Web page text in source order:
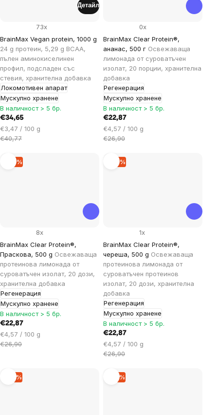
BrainMax Vegan protein, 1000 g
24 g протеин, 5,29 g BCAA,
пълен аминокиселинен
профил, подсладен със
стевия, хранителна добавка
Локомотивен апарат
Мускулно хранене
73x
В наличност > 5 бр.
€34,65
Цена
за
€3,47 / 100 g
€40,77
Детайл
BrainMax Clear Protein®,
ананас, 500 г Освежаваща
лимонада от суроватъчен
изолат, 20 порции, хранителна
добавка
Регенерация
Мускулно хранене
0x
В наличност > 5 бр.
€22,87
Цена
за
€4,57 / 100 g
€26,90
–14 %
BrainMax Clear Protein®,
Праскова, 500 g Освежаваща
протеинова лимонада от
суроватъчен изолат, 20 дози,
хранителна добавка
Регенерация
Мускулно хранене
8x
В наличност > 5 бр.
€22,87
Цена
за
€4,57 / 100 g
€26,90
–14 %
BrainMax Clear Protein®,
череша, 500 g Освежаваща
протеинова лимонада от
суроватъчен протеинов
изолат, 20 дози, хранителна
добавка
Регенерация
Мускулно хранене
1x
В наличност > 5 бр.
€22,87
Цена
за
€4,57 / 100 g
€26,90
–15 % –15 %